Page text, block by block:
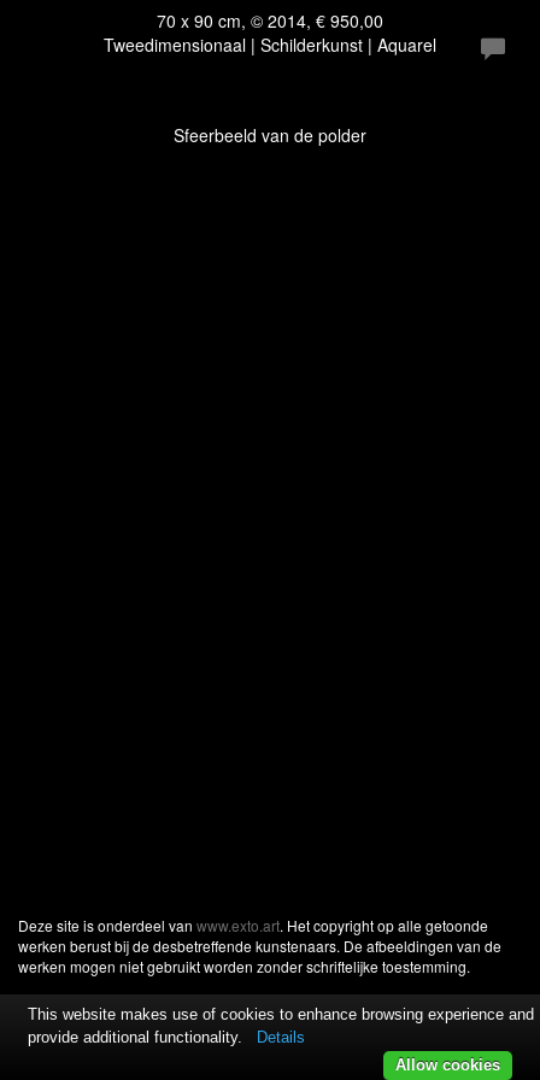
70 x 90 cm, © 2014, € 950,00
Tweedimensionaal | Schilderkunst | Aquarel
Sfeerbeeld van de polder
Deze site is onderdeel van www.exto.art. Het copyright op alle getoonde
werken berust bij de desbetreffende kunstenaars. De afbeeldingen van de
werken mogen niet gebruikt worden zonder schriftelijke toestemming.
This website makes use of cookies to enhance browsing experience and
provide additional functionality.
Details
Allow cookies